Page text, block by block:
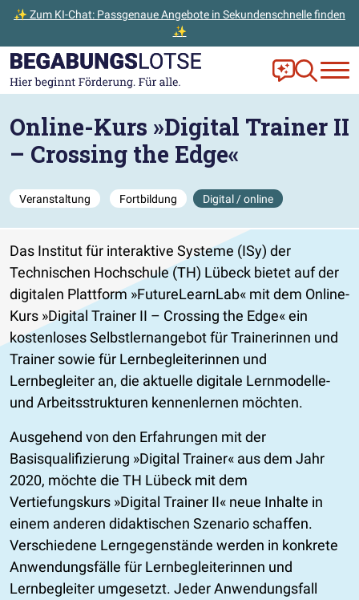
✨ Zum KI-Chat: Passgenaue Angebote in Sekundenschnelle finden
✨
Zum Hauptinhalt der Seite springen
Zur Startseite gehen Frag Ella!
Zur
Online-Kurs »Digital Trainer II
– Crossing the Edge«
Veranstaltung Fortbildung Digital / online
Das Institut für interaktive Systeme (ISy) der
Technischen Hochschule (TH) Lübeck bietet auf der
digitalen Plattform »FutureLearnLab« mit dem Online-
Kurs »Digital Trainer II – Crossing the Edge« ein
kostenloses Selbstlernangebot für Trainerinnen und
Trainer sowie für Lernbegleiterinnen und
Lernbegleiter an, die aktuelle digitale Lernmodelle-
und Arbeitsstrukturen kennenlernen möchten.
Ausgehend von den Erfahrungen mit der
Basisqualifizierung »Digital Trainer« aus dem Jahr
2020, möchte die TH Lübeck mit dem
Vertiefungskurs »Digital Trainer II« neue Inhalte in
einem anderen didaktischen Szenario schaffen.
Verschiedene Lerngegenstände werden in konkrete
Anwendungsfälle für Lernbegleiterinnen und
Lernbegleiter umgesetzt. Jeder Anwendungsfall